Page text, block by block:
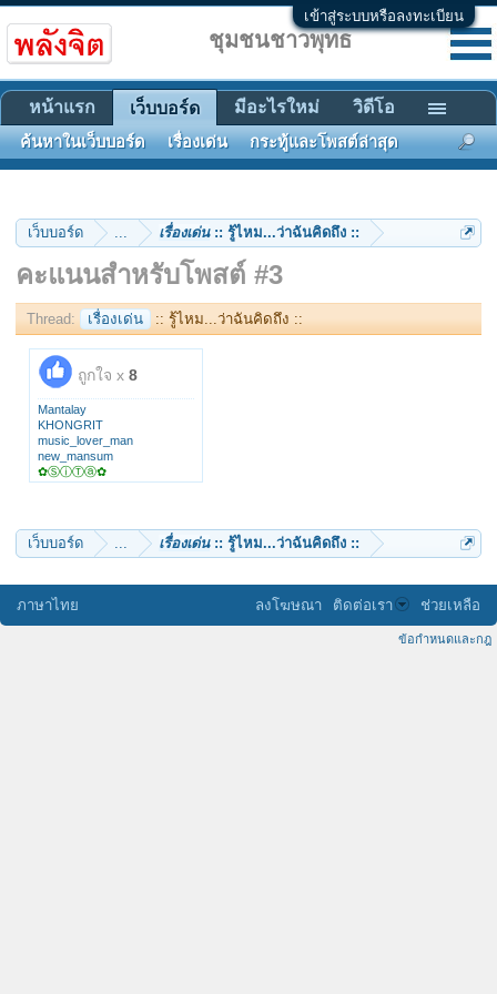
เข้าสู่ระบบหรือลงทะเบียน
เว็บบอร์ด ... เรื่องเด่น:: รู้ไหม...ว่าฉันคิดถึง ::
คะแนนสำหรับโพสต์ #3
Thread: เรื่องเด่น :: รู้ไหม...ว่าฉันคิดถึง ::
ถูกใจ x 8
Mantalay
KHONGRIT
music_lover_man
new_mansum
✿ⓈⓘⓉⓐ✿
green_apple
เว็บบอร์ด ... เรื่องเด่น:: รู้ไหม...ว่าฉันคิดถึง ::
ชุมชนชาวพุทธ
หน้าแรก เว็บบอร์ด
ค้นหาในเว็บบอร์ด เรื่องเด่น กระทู้และโพสต์ล่าสุด
มีอะไรใหม่ วิดีโอ
ภาษาไทย ลงโฆษณา ติดต่อเรา ช่วยเหลือ
ข้อกำหนดและกฎ